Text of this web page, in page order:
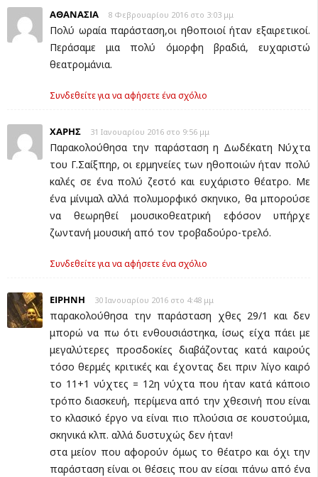
ΑΘΑΝΑΣΙΑ 8 Φεβρουαρίου 2016 στο 3:03 μμ
Πολύ ωραία παράσταση,οι ηθοποιοί ήταν εξαιρετικοί.
Περάσαμε μια πολύ όμορφη βραδιά, ευχαριστώ
θεατρομάνια.
Συνδεθείτε για να αφήσετε ένα σχόλιο
ΧΑΡΗΣ 31 Ιανουαρίου 2016 στο 9:56 μμ
Παρακολούθησα την παράσταση η Δωδέκατη Νύχτα
του Γ.Σαίξπηρ, οι ερμηνείες των ηθοποιών ήταν πολύ
καλές σε ένα πολύ ζεστό και ευχάριστο θέατρο. Με
ένα μίνιμαλ αλλά πολυμορφικό σκηνικο, θα μπορούσε
να θεωρηθεί μουσικοθεατρική εφόσον υπήρχε
ζωντανή μουσική από τον τροβαδούρο-τρελό.
Συνδεθείτε για να αφήσετε ένα σχόλιο
EΙΡΗΝΗ 30 Ιανουαρίου 2016 στο 4:48 μμ
παρακολούθησα την παράσταση χθες 29/1 και δεν
μπορώ να πω ότι ενθουσιάστηκα, ίσως είχα πάει με
μεγαλύτερες προσδοκίες διαβάζοντας κατά καιρούς
τόσο θερμές κριτικές και έχοντας δει πριν λίγο καιρό
το 11+1 νύχτες = 12η νύχτα που ήταν κατά κάποιο
τρόπο διασκευή, περίμενα από την χθεσινή που είναι
το κλασικό έργο να είναι πιο πλούσια σε κουστούμια,
σκηνικά κλπ. αλλά δυστυχώς δεν ήταν!
στα μείον που αφορούν όμως το θέατρο και όχι την
παράσταση είναι οι θέσεις που αν είσαι πάνω από ένα